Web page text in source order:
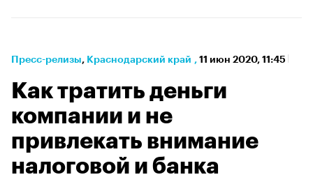
Пресс-релизы⁠, Краснодарский край , 11 июн 2020, 11:45
Как тратить деньги
компании и не
привлекать внимание
налоговой и банка